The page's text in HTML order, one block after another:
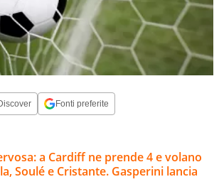
Fonti preferite
a Cardiff ne prende 4 e volano
Soulé e Cristante. Gasperini lancia